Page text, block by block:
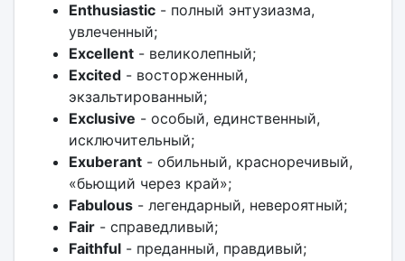
Enthusiastic- полный энтузиазма,
увлеченный;
Excellent- великолепный;
Excited- восторженный,
экзальтированный;
Exclusive - особый, единственный,
исключительный;
Exuberant- обильный, красноречивый,
«бьющий через край»;
Fabulous- легендарный, невероятный;
Fair- справедливый;
Faithful- преданный, правдивый;